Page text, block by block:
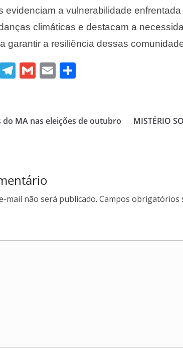
evidenciam a vulnerabilidade
climáticas e destacam a
garantir a resiliência dessas
F T
gr
G
l
E
l e
MA nas eleições de outubro
MISTÉRIO
mail não será publicado. Campos obrigatórios